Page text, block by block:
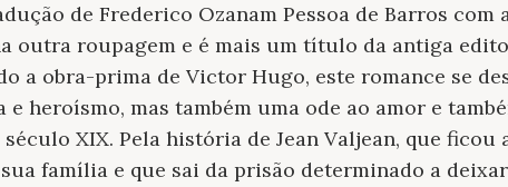
de Frederico Ozanam Pessoa de Barros com
outra roupagem e é mais um título da antiga
a obra-prima de Victor Hugo, este romance se
heroísmo, mas também uma ode ao amor e
XIX. Pela história de Jean Valjean, que
família e que sai da prisão determinado a